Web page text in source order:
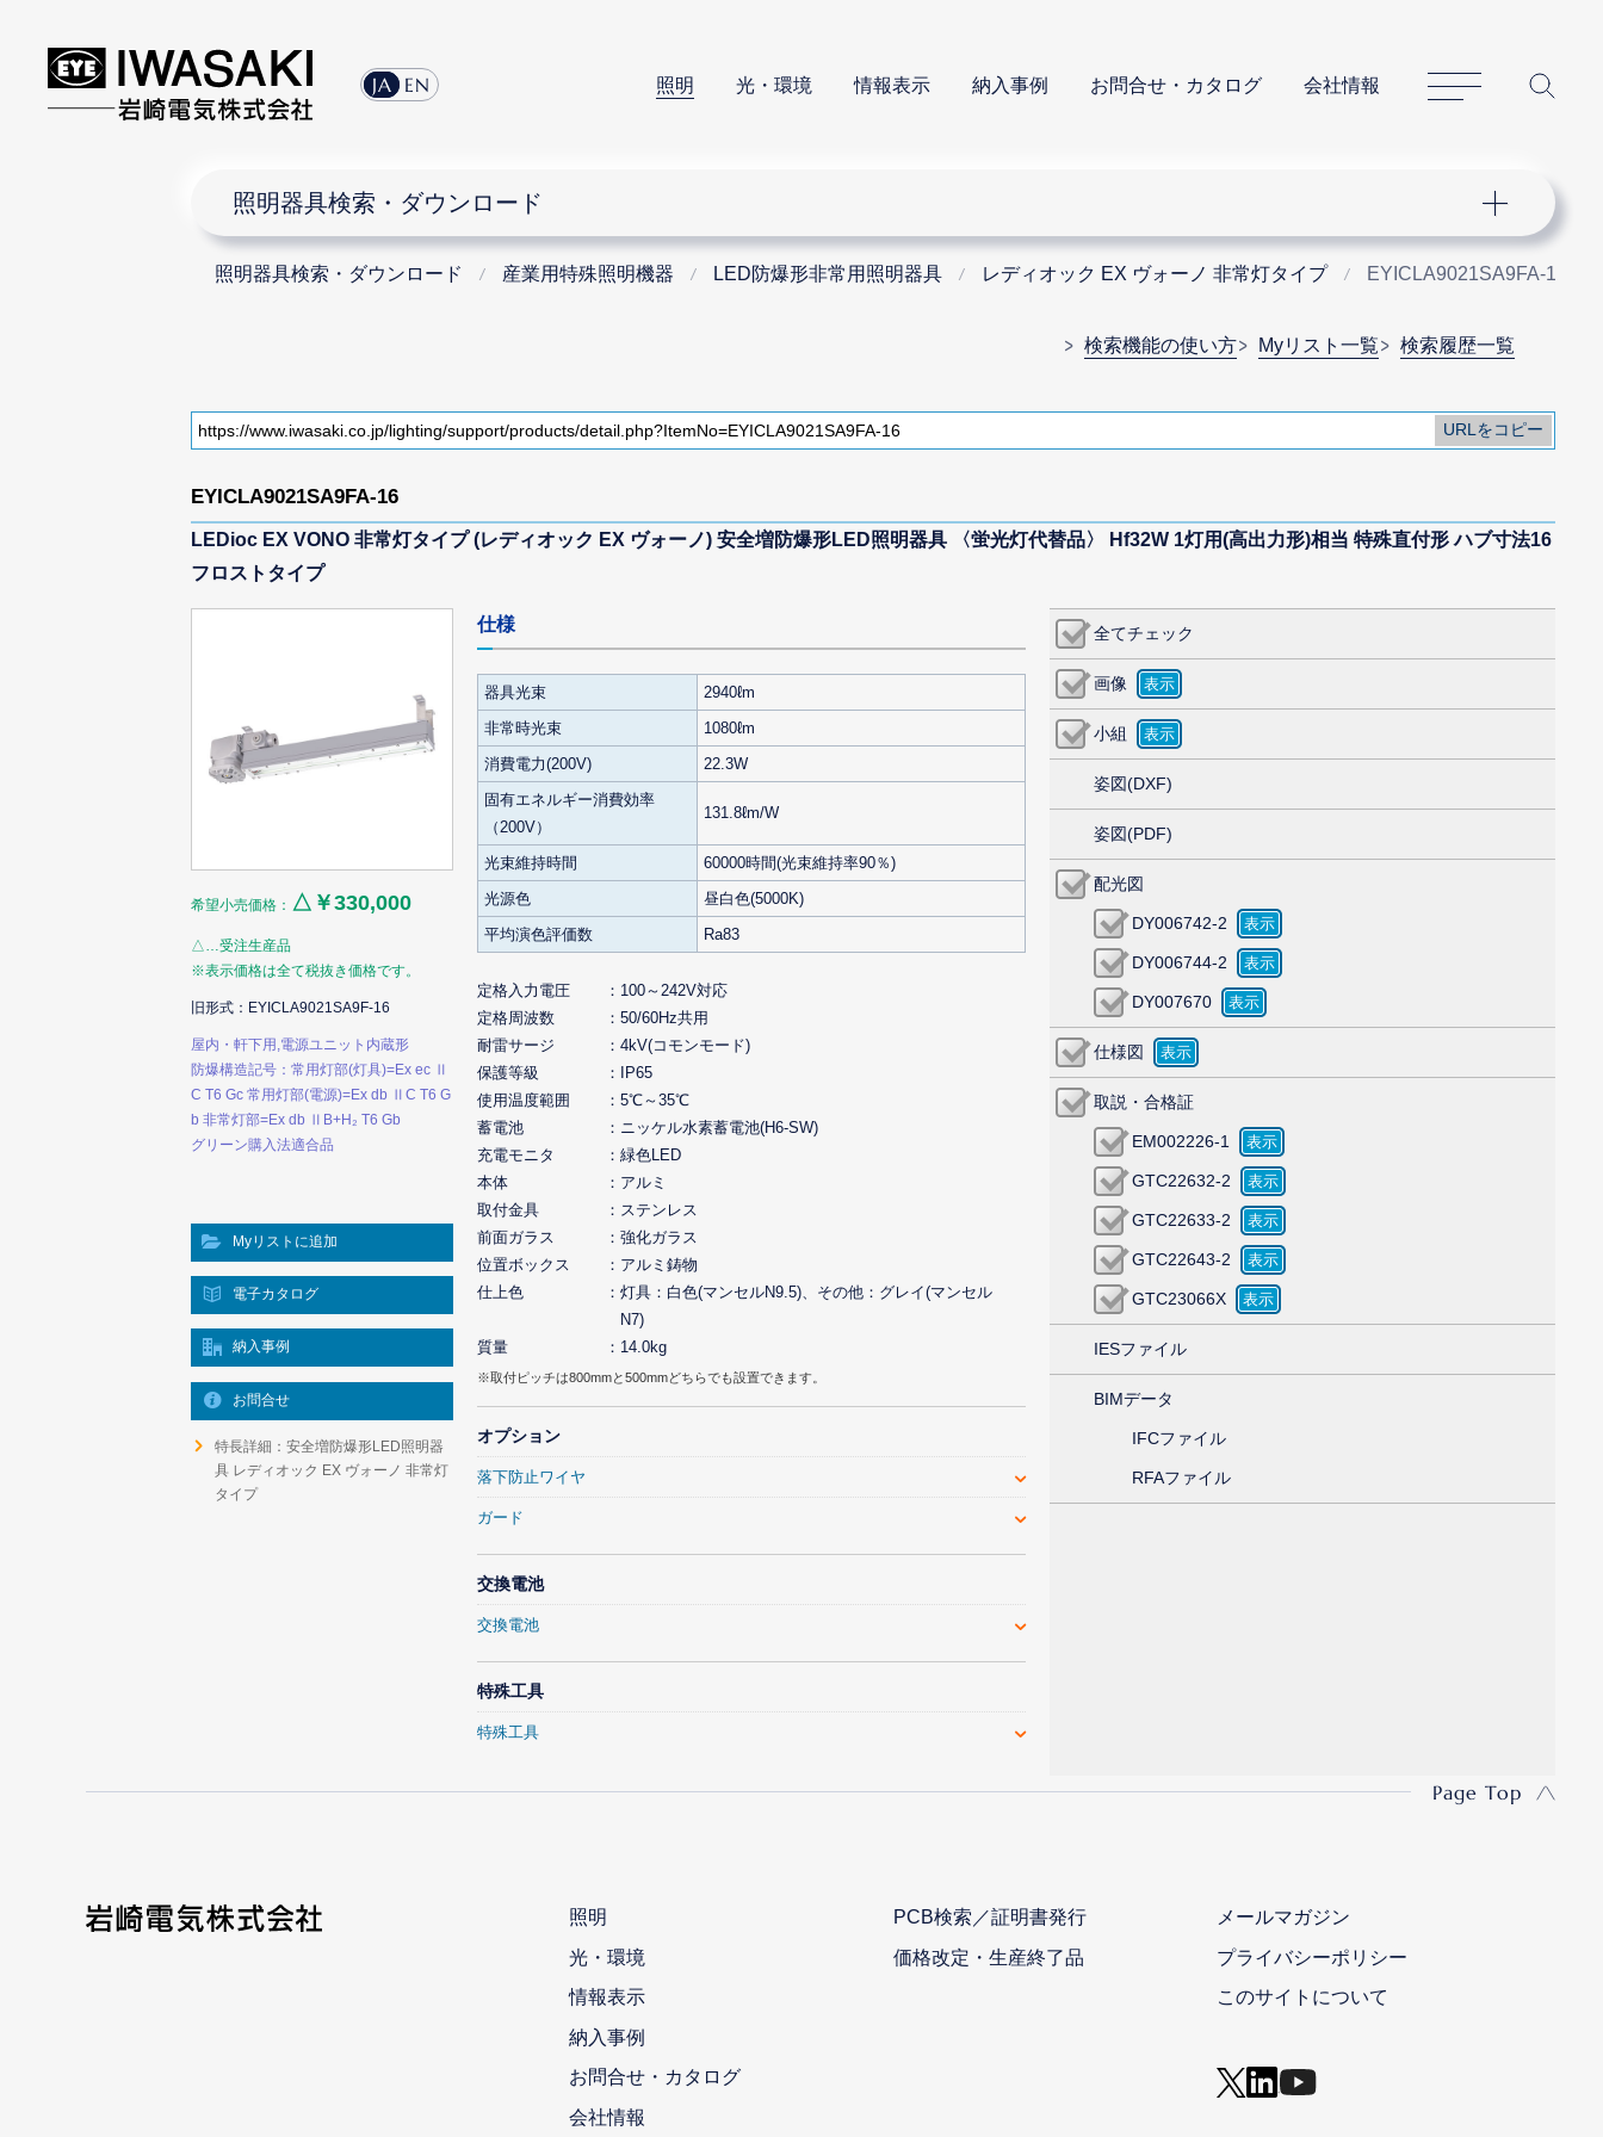
JA EN 照明 光・環境 情報表示 納入事例 お問合せ・カタログ 会社情報
サイトマップ
照明器具検索・ダウンロード
照明器具検索・ダウンロード 産業用特殊照明機器 LED防爆形非常用照明器具 レディオック EX ヴォーノ 非常灯タイプ EYICLA9021SA9FA-16
検索機能の使い方 Myリスト一覧 検索履歴一覧
EYICLA9021SA9FA-16
LEDioc EX VONO 非常灯タイプ (レディオック EX ヴォーノ) 安全増防爆形LED照明器具 〈蛍光灯代替品〉 Hf32W 1灯用(高出力形)相当 特殊直付形 ハブ寸法16
フロストタイプ
希望小売価格： △￥330,000
△…受注生産品
※表示価格は全て税抜き価格です。
旧形式：EYICLA9021SA9F-16
屋内・軒下用,電源ユニット内蔵形
防爆構造記号：常用灯部(灯具)=Ex ec Ⅱ
C T6 Gc 常用灯部(電源)=Ex db ⅡC T6 G
b 非常灯部=Ex db ⅡB+H₂ T6 Gb
グリーン購入法適合品
Myリストに追加
電子カタログ
納入事例
お問合せ
特長詳細：安全増防爆形LED照明器
具 レディオック EX ヴォーノ 非常灯
タイプ
全てチェック
画像
小組
姿図(DXF)
姿図(PDF)
配光図
DY006742-2
DY006744-2
DY007670
仕様図
取説・合格証
EM002226-1
GTC22632-2
GTC22633-2
GTC22643-2
GTC23066X
IESファイル
BIMデータ
IFCファイル
RFAファイル
仕様
器具光束
2940ℓm
非常時光束
1080ℓm
消費電力(200V)
22.3W
固有エネルギー消費効率
（200V）
131.8ℓm/W
光束維持時間
60000時間(光束維持率90％)
光源色
昼白色(5000K)
平均演色評価数
Ra83
定格入力電圧
100～242V対応
定格周波数
50/60Hz共用
耐雷サージ
4kV(コモンモード)
保護等級
IP65
使用温度範囲
5℃～35℃
蓄電池
ニッケル水素蓄電池(H6-SW)
充電モニタ
緑色LED
本体
アルミ
取付金具
ステンレス
前面ガラス
強化ガラス
位置ボックス
アルミ鋳物
仕上色
灯具：白色(マンセルN9.5)、その他：グレイ(マンセル
N7)
質量
14.0kg
※取付ピッチは800mmと500mmどちらでも設置できます。
オプション
落下防止ワイヤ
ガード
交換電池
交換電池
特殊工具
特殊工具
Page Top
照明
光・環境
情報表示
納入事例
お問合せ・カタログ
会社情報
PCB検索／証明書発行
価格改定・生産終了品
メールマガジン
プライバシーポリシー
このサイトについて